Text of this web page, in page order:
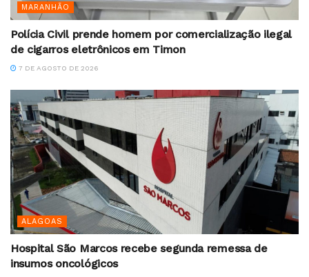
MARANHÃO
Polícia Civil prende homem por comercialização ilegal
de cigarros eletrônicos em Timon
7 DE AGOSTO DE 2026
ALAGOAS
Hospital São Marcos recebe segunda remessa de
insumos oncológicos